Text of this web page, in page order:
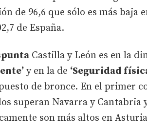
de 96,6 que sólo es más baja
de España.
Castilla y León es en la
y en la de ‘Seguridad
de bronce. En el primer
superan Navarra y Cantabria
son más altos en